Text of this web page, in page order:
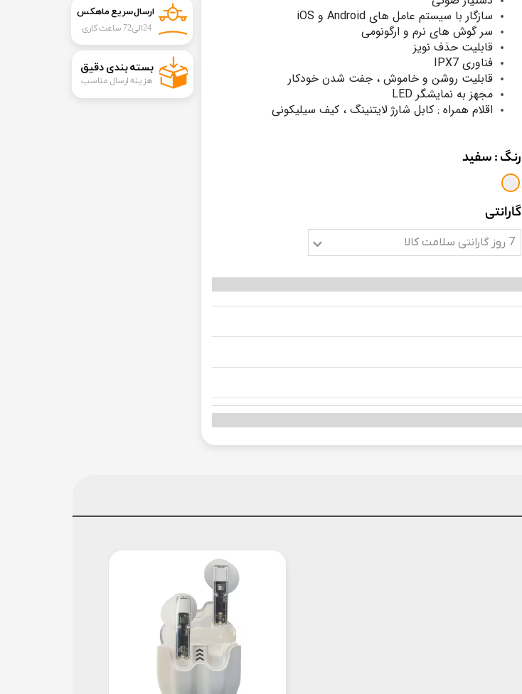
سازگار با سیستم عامل های Android و iOS
سر گوش های نرم و ارگونومی
قابلیت حذف نویز
فناوری IPX7
قابلیت روشن و خاموش ، جفت شدن خودکار
مجهز به نمایشگر LED
اقلام همراه : کابل شارژ لایتنینگ ، کیف سیلیکونی
رنگ: سفید
گارانتی
7 روز گارانتی سلامت کالا
ارسال سریع ماهکس
24الی72 ساعت کاری
​بسته بندی دقیق​​​​​​​
هزینه ارسال مناسب